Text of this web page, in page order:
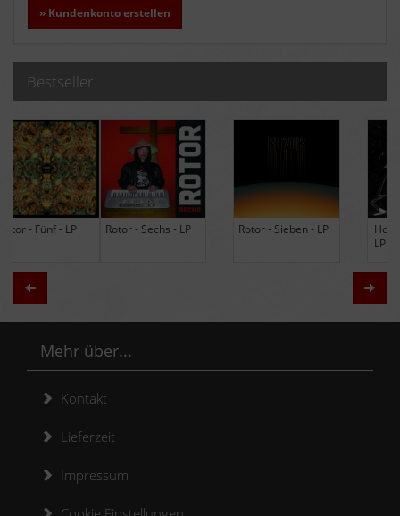
» Kundenkonto erstellen
Bestseller
Rotor - Sechs - LP Rotor - Sieben - LP
Hodja - The Band -
LP (Limited Edition
Zurück
Mehr über...
Kontakt
Lieferzeit
Impressum